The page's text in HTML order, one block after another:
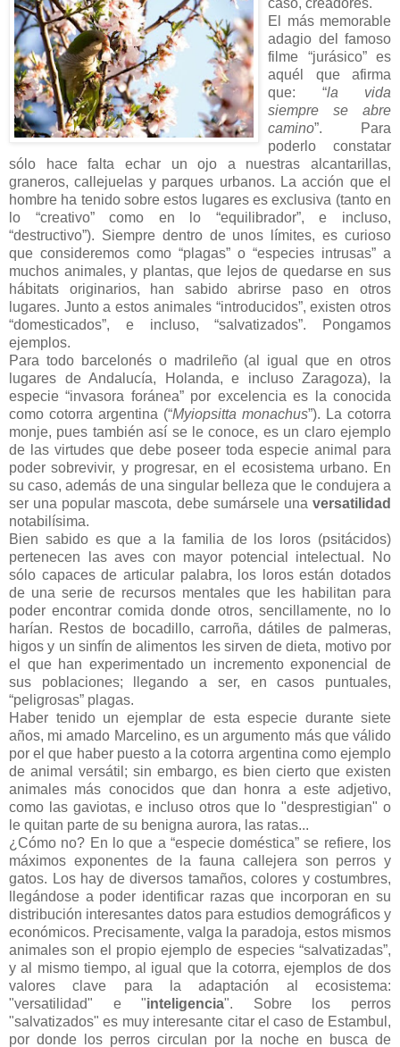
caso, creadores.
El más memorable
adagio del famoso
filme “jurásico” es
aquél que afirma
que: “la vida
siempre se abre
camino”. Para
poderlo constatar
sólo hace falta echar un ojo a nuestras alcantarillas,
graneros, callejuelas y parques urbanos. La acción que el
hombre ha tenido sobre estos lugares es exclusiva (tanto en
lo “creativo” como en lo “equilibrador”, e incluso,
“destructivo”). Siempre dentro de unos límites, es curioso
que consideremos como “plagas” o “especies intrusas” a
muchos animales, y plantas, que lejos de quedarse en sus
hábitats originarios, han sabido abrirse paso en otros
lugares. Junto a estos animales “introducidos”, existen otros
“domesticados”, e incluso, “salvatizados”. Pongamos
ejemplos.
Para todo barcelonés o madrileño (al igual que en otros
lugares deAndalucía, Holanda, e incluso Zaragoza), la
especie “invasora foránea” por excelencia es la conocida
como cotorra argentina (“Myiopsitta monachus”). La cotorra
monje, pues también así se le conoce, es un claro ejemplo
de las virtudes que debe poseer toda especie animal para
poder sobrevivir, y progresar, en el ecosistema urbano. En
su caso, además de una singular belleza que le condujera a
ser una popular mascota, debe sumárseleunaversatilidad
notabilísima.
Bien sabido es que a la familia de los loros (psitácidos)
pertenecen las aves con mayor potencial intelectual. No
sólo capaces de articular palabra, los loros están dotados
de una serie de recursos mentales que les habilitan para
poder encontrar comida donde otros, sencillamente, no lo
harían. Restos de bocadillo, carroña, dátiles de palmeras,
higos y un sinfín de alimentos les sirven de dieta, motivo por
el que han experimentado un incremento exponencial de
sus poblaciones; llegando a ser, en casos puntuales,
“peligrosas” plagas.
Haber tenido un ejemplar de esta especie durante siete
años, mi amado Marcelino, es un argumento más que válido
por el que haber puesto a la cotorra argentina como ejemplo
de animal versátil; sin embargo, es bien cierto que existen
animales más conocidos que dan honra a este adjetivo,
como las gaviotas, e incluso otros que lo "desprestigian" o
le quitan parte de su benigna aurora, las ratas...
¿Cómo no? En lo que a “especie doméstica” se refiere, los
máximos exponentes de la fauna callejera son perros y
gatos. Los hay de diversos tamaños, colores y costumbres,
llegándose a poder identificar razas que incorporan en su
distribución interesantes datos para estudios demográficos y
económicos. Precisamente, valga la paradoja, estos mismos
animales son el propio ejemplo de especies “salvatizadas”,
y al mismo tiempo, al igual que la cotorra, ejemplos de dos
valores clave para la adaptación al ecosistema:
"versatilidad" e "inteligencia". Sobre los perros
"salvatizados" es muy interesante citar el caso de Estambul ,
por donde los perros circulan por la noche en busca de